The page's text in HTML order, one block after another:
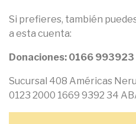
Si prefieres, también
a esta cuenta:
Donaciones: 0166 993923
Sucursal 408 Américas
0123 2000 1669 9392 34